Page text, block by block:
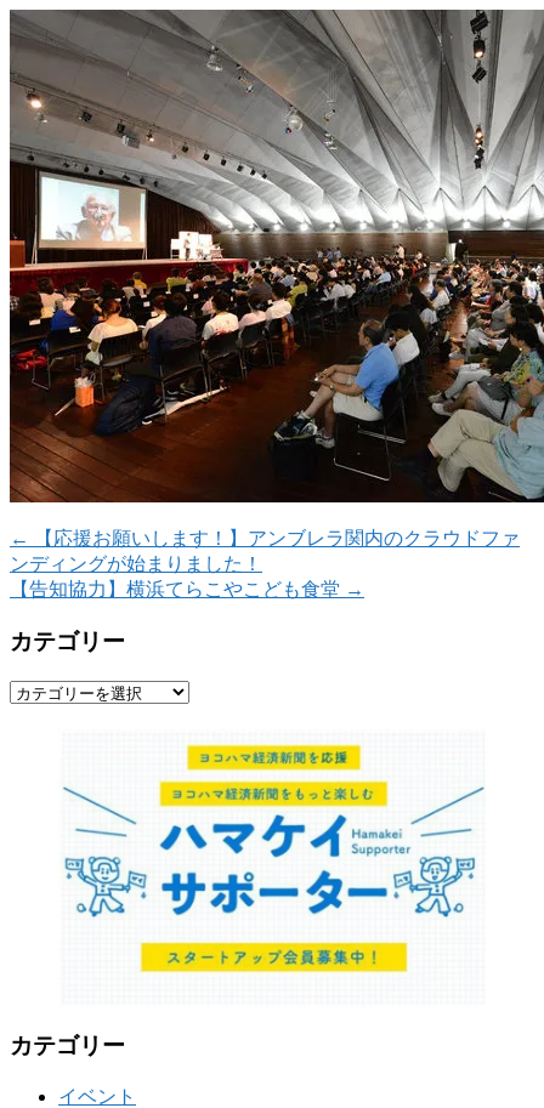
←
【応援お願いします！】アンブレラ関内のクラウドファ
ンディングが始まりました！
【告知協力】横浜てらこやこども食堂 →
カテゴリー
カ
カテゴリー
イベント